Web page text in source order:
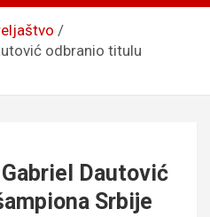
odbranio titulu
Dautović
Srbije